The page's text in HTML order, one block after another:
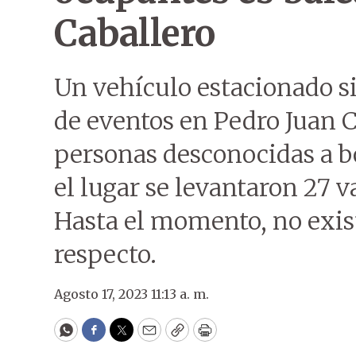
Caballero
Un vehículo estacionado
de eventos en Pedro Juan
personas desconocidas a
el lugar se levantaron 27
Hasta el momento, no
respecto.
Agosto 17, 2023 11:13 a. m.
WhatsApp
Facebook
Twitter
EmailCopyPrint